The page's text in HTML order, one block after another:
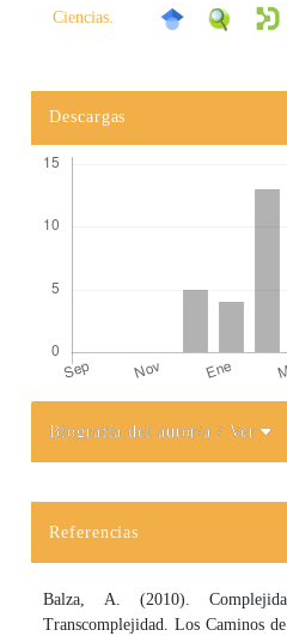
Ciencias.
Descargas
Biografía del autor/a/ Ver
Referencias
Balza, A. (2010).
Transcomplejidad. Los Caminos